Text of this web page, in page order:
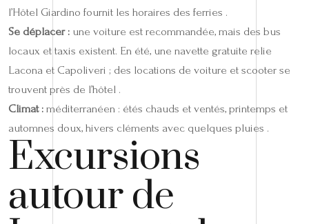
l’Hôtel Giardino fournit les horaires des ferries .
Se déplacer : une voiture est recommandée, mais des bus
locaux et taxis existent. En été, une navette gratuite relie
Lacona et Capoliveri ; des locations de voiture et scooter se
trouvent près de l’hôtel .
Climat : méditerranéen : étés chauds et ventés, printemps et
automnes doux, hivers cléments avec quelques pluies .
Excursions
autour de